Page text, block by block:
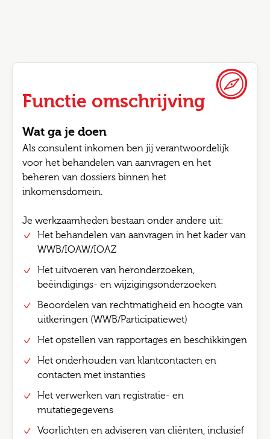
Functie omschrijving
Wat ga je doen
Als consulent inkomen ben jij verantwoordelijk
voor het behandelen van aanvragen en het
beheren van dossiers binnen het
inkomensdomein.
Je werkzaamheden bestaan onder andere uit:
Het behandelen van aanvragen in het kader van
WWB/IOAW/IOAZ
Het uitvoeren van heronderzoeken,
beëindigings- en wijzigingsonderzoeken
Beoordelen van rechtmatigheid en hoogte van
uitkeringen (WWB/Participatiewet)
Het opstellen van rapportages en beschikkingen
Het onderhouden van klantcontacten en
contacten met instanties
Het verwerken van registratie- en
mutatiegegevens
Voorlichten en adviseren van cliënten, inclusief